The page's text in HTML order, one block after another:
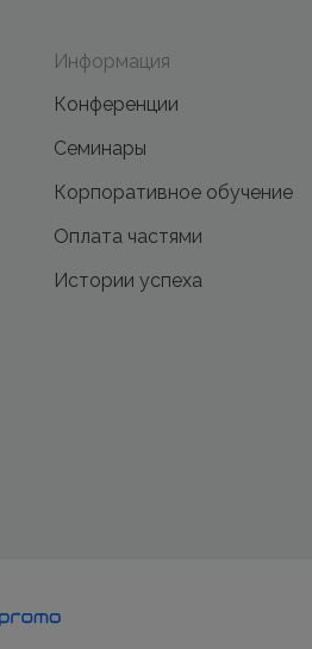
Информация
Конференции
Семинары
Корпоративное обучение
Оплата частями
Истории успеха